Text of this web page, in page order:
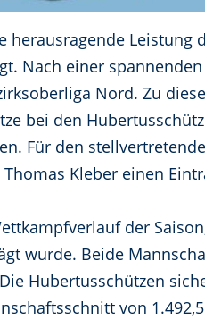
herausragende Leistung
Nach einer
Nord. Zu
bei den
Für den
Kleber einen
der
wurde. Beide
Hubertusschützen
von